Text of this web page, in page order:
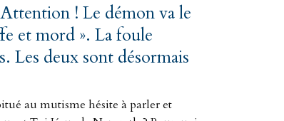
! Le démon va le
et mord ». La foule
Les deux sont désormais
au mutisme hésite à parler et